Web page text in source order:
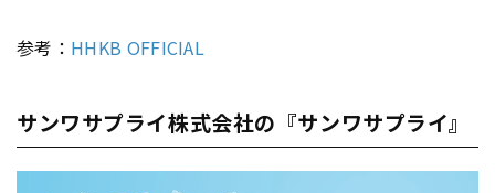
参考： HHKB OFFICIAL
サンワサプライ株式会社の『サンワサプライ』